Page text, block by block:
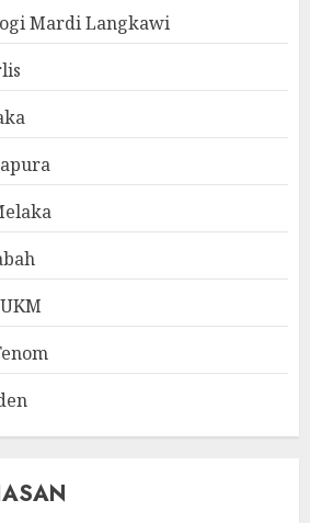
Mardi Langkawi